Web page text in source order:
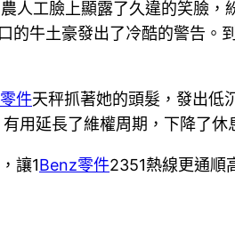
人工臉上顯露了久違的笑臉，
的牛土豪發出了冷酷的警告。
件天秤抓著她的頭髮，發出低
用延長了維權周期，下降了休
讓1Benz零件2351熱線更通順